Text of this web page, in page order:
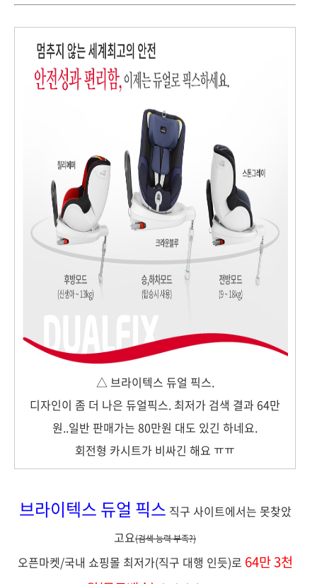
△ 브라이텍스 듀얼 픽스.
디자인이 좀 더 나은 듀얼픽스. 최저가 검색 결과 64만
원..일반 판매가는 80만원 대도 있긴 하네요.
회전형 카시트가 비싸긴 해요 ㅠㅠ
브라이텍스 듀얼 픽스 직구 사이트에서는 못찾았
고요(검색 능력 부족?)
오픈마켓/국내 쇼핑몰 최저가(직구 대행 인듯)로 64만 3천